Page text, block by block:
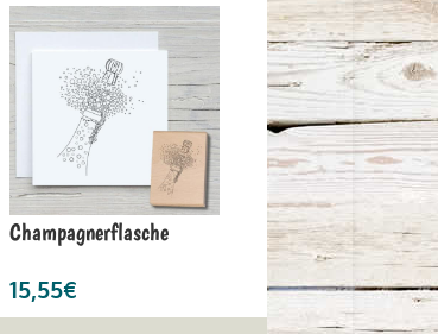
Champagnerflasche
15,55€